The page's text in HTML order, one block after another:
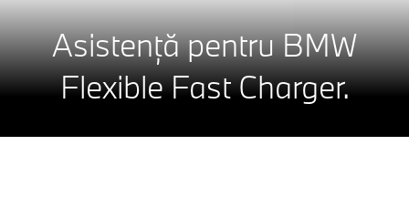
Asistență pentru BMW
Flexible Fast Charger.